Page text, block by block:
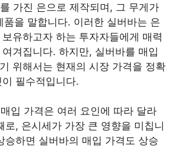
가진 은으로 제작되며, 그 무게가
품을 말합니다. 이러한 실버바는 은
유하고자 하는 투자자들에게 매력
겨집니다. 하지만, 실버바를 매입
위해서는 현재의 시장 가격을 정확
필수적입니다.
입 가격은 여러 요인에 따라 달라
로, 은시세가 가장 큰 영향을 미칩니
승하면 실버바의 매입 가격도 상승